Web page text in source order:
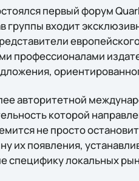
первый форум
группы входит
профессионалами
авторитетной
которой
не просто
их появления,
специфику локальных